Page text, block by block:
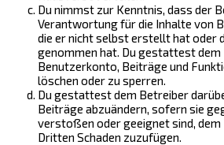
Du nimmst zur Kenntnis, dass der
Verantwortung für die Inhalte von
die er nicht selbst erstellt hat oder
genommen hat. Du gestattest dem
Benutzerkonto, Beiträge und
löschen oder zu sperren.
Du gestattest dem Betreiber
Beiträge abzuändern, sofern sie
verstoßen oder geeignet sind,
Dritten Schaden zuzufügen.